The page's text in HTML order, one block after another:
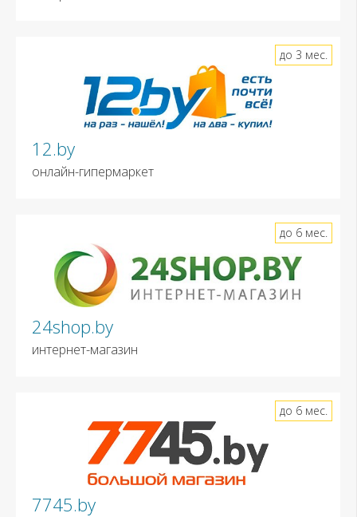
12.by
онлайн-гипермаркет
до 3 мес.
24shop.by
интернет-магазин
до 6 мес.
7745.by
до 6 мес.